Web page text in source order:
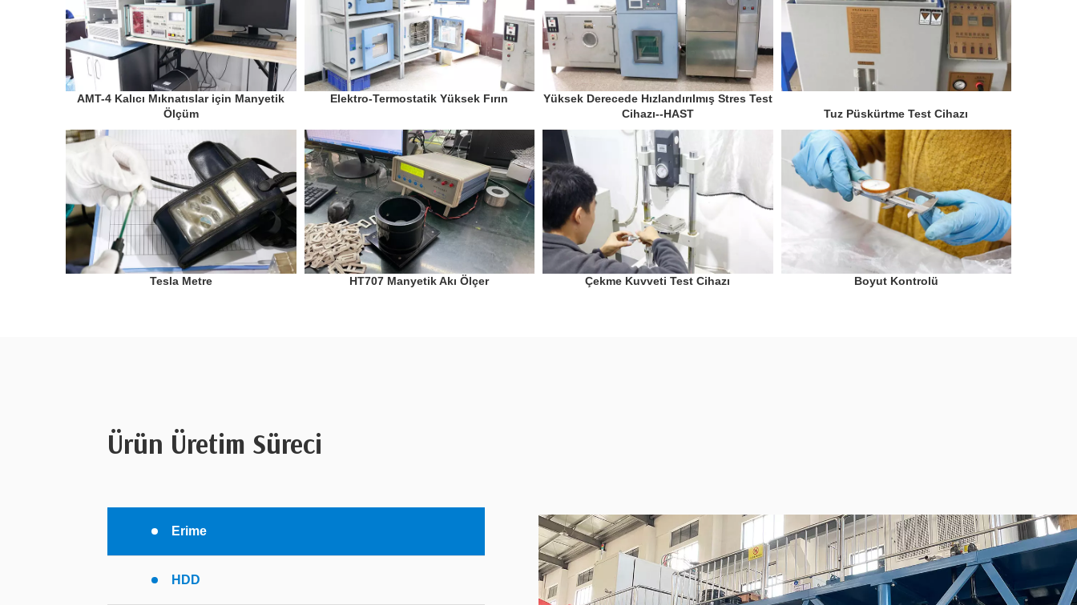
AMT-4 Kalıcı Mıknatıslar için Manyetik
Ölçüm
Elektro-Termostatik Yüksek Fırın
Yüksek Derecede Hızlandırılmış Stres Test
Cihazı--HAST
Tuz Püskürtme Test Cihazı
Tesla Metre HT707 Manyetik Akı Ölçer Çekme Kuvveti Test Cihazı Boyut Kontrolü
Ürün Üretim Süreci
Erime
HDD